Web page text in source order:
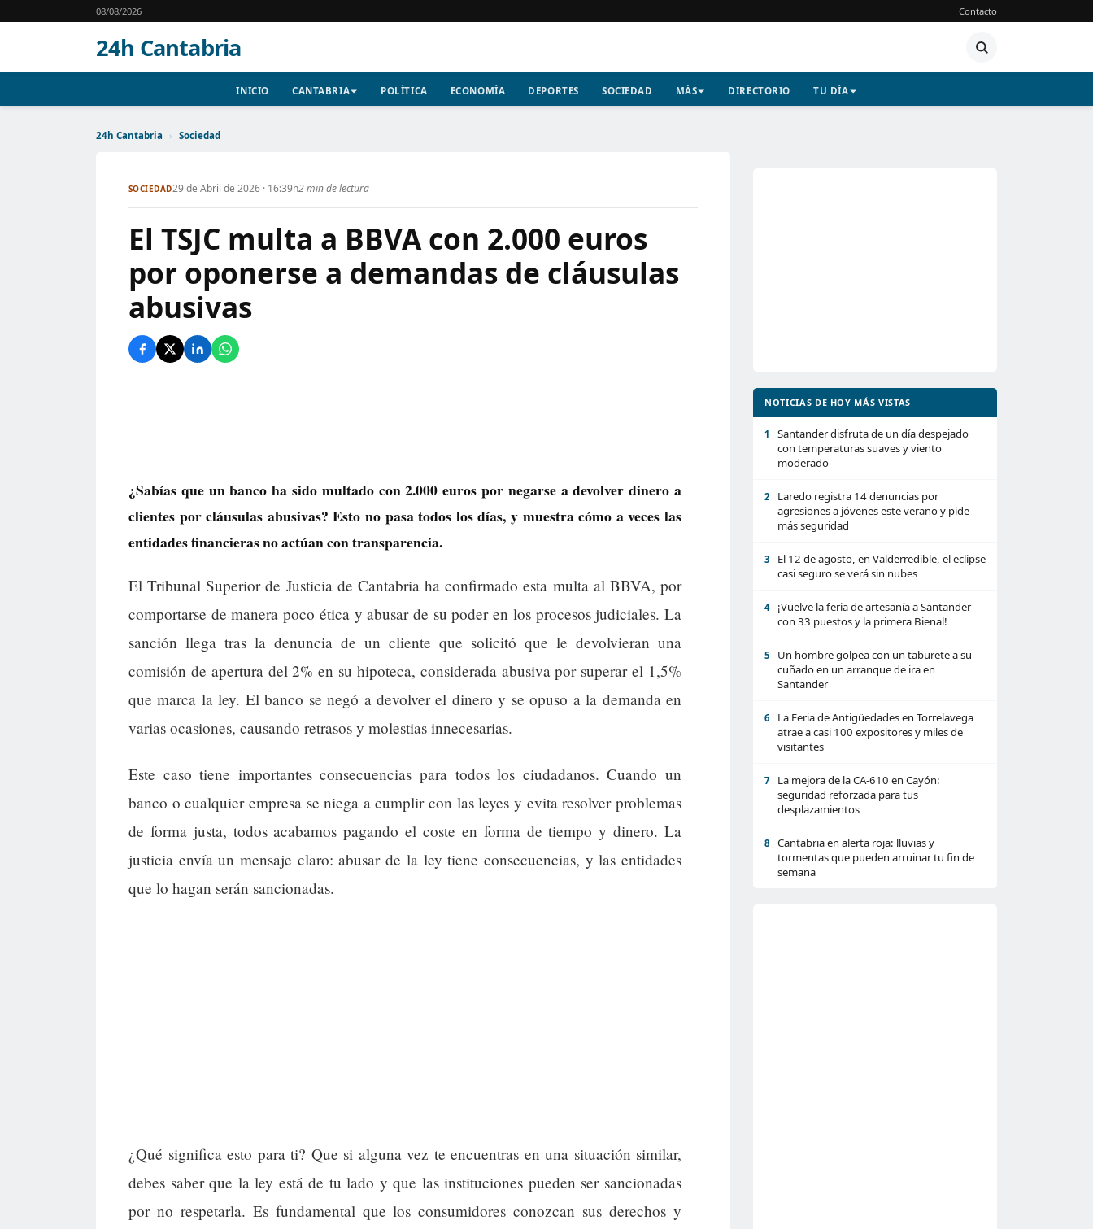
08/08/2026 Contacto
24h Cantabria
INICIO CANTABRIA POLÍTICA ECONOMÍA DEPORTES SOCIEDAD MÁS DIRECTORIO TU DÍA
24h Cantabria › Sociedad
SOCIEDAD29 de Abril de 2026 · 16:39h2 min de lectura
El TSJC multa a BBVA con 2.000 euros
por oponerse a demandas de cláusulas
abusivas
¿Sabías que un banco ha sido multado con 2.000 euros por negarse a devolver dinero a
clientes por cláusulas abusivas? Esto no pasa todos los días, y muestra cómo a veces las
entidades financieras no actúan con transparencia.
El Tribunal Superior de Justicia de Cantabria ha confirmado esta multa al BBVA, por
comportarse de manera poco ética y abusar de su poder en los procesos judiciales. La
sanción llega tras la denuncia de un cliente que solicitó que le devolvieran una
comisión de apertura del 2% en su hipoteca, considerada abusiva por superar el 1,5%
que marca la ley. El banco se negó a devolver el dinero y se opuso a la demanda en
varias ocasiones, causando retrasos y molestias innecesarias.
Este caso tiene importantes consecuencias para todos los ciudadanos. Cuando un
banco o cualquier empresa se niega a cumplir con las leyes y evita resolver problemas
de forma justa, todos acabamos pagando el coste en forma de tiempo y dinero. La
justicia envía un mensaje claro: abusar de la ley tiene consecuencias, y las entidades
que lo hagan serán sancionadas.
¿Qué significa esto para ti? Que si alguna vez te encuentras en una situación similar,
debes saber que la ley está de tu lado y que las instituciones pueden ser sancionadas
por no respetarla. Es fundamental que los consumidores conozcan sus derechos y
NOTICIAS DE HOY MÁS VISTAS
1
Santander disfruta de un día despejado
con temperaturas suaves y viento
moderado
2
Laredo registra 14 denuncias por
agresiones a jóvenes este verano y pide
más seguridad
3
El 12 de agosto, en Valderredible, el eclipse
casi seguro se verá sin nubes
4
¡Vuelve la feria de artesanía a Santander
con 33 puestos y la primera Bienal!
5
Un hombre golpea con un taburete a su
cuñado en un arranque de ira en
Santander
6
La Feria de Antigüedades en Torrelavega
atrae a casi 100 expositores y miles de
visitantes
7
La mejora de la CA-610 en Cayón:
seguridad reforzada para tus
desplazamientos
8
Cantabria en alerta roja: lluvias y
tormentas que pueden arruinar tu fin de
semana